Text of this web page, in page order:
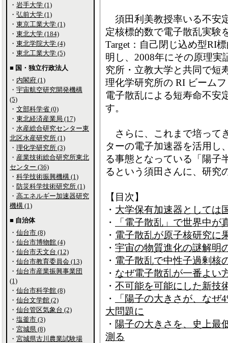
須田利美教授率いる不安
定核標的数で電子散乱実験
Target：自己閉じ込め型RI
明し、2008年にその原理実
究所・立教大学と共同で短
理化学研究所の RI ビーム
電子散乱による短寿命不安
す。
さらに、これまで培って
ターの電子加速器を活用し
る事態となっている「陽子
るという須田さんに、研究
【目次】
・ 大学保有加速器としては
・
「電子散乱」で世界中
・ 電子散乱が原子核研究に
・ 宇宙の物質進化の謎解明
・ 電子散乱で中性子過剰核
・ なぜ電子散乱が一番よい
・ 不可能を可能にした新技
・
「陽子の大きさが、な
大問題に
・ 陽子の大きさを、史上最
測る
・ 岩手大学 (1)
・ 弘前大学 (1)
・ 東京工業大学 (1)
・ 東北大学 (184)
・ 東北学院大学 (4)
・ 東北工業大学 (5)
■ 国・独立行政法人
・ 内閣府 (1)
・ 宇宙航空研究開発機構
(5)
・ 文部科学省 (0)
・ 東北経済産業局 (17)
・ 水産総合研究センター東
北区水産研究所 (1)
・ 理化学研究所 (3)
・ 産業技術総合研究所東北
センター (36)
・ 科学技術振興機構 (1)
・ 防災科学技術研究所 (1)
・ 高エネルギー加速器研究
機構 (1)
■ 自治体
・ 仙台市 (8)
・ 仙台市博物館 (4)
・ 仙台市天文台 (12)
・ 仙台市教育委員会 (13)
・ 仙台市産業振興事業団
(1)
・ 仙台市科学館 (8)
・ 仙台文学館 (2)
・ 仙台管区気象台 (2)
・ 塩釜市 (3)
・ 宮城県 (8)
・ 宮城県古川農業試験場